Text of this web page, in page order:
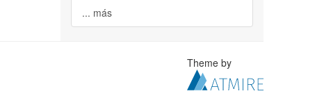
... más
Theme by